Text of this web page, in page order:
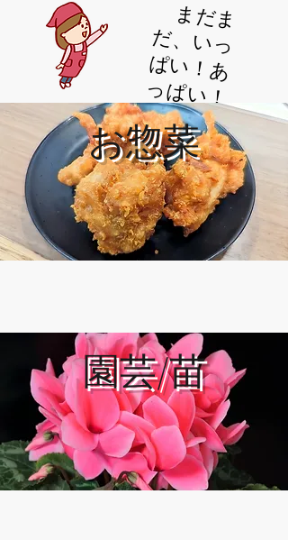
​ま
だ
ま
だ
、
い
っ
ぱ
い
！
あ
っ
ぱ
い
！
​お惣菜
園芸/苗